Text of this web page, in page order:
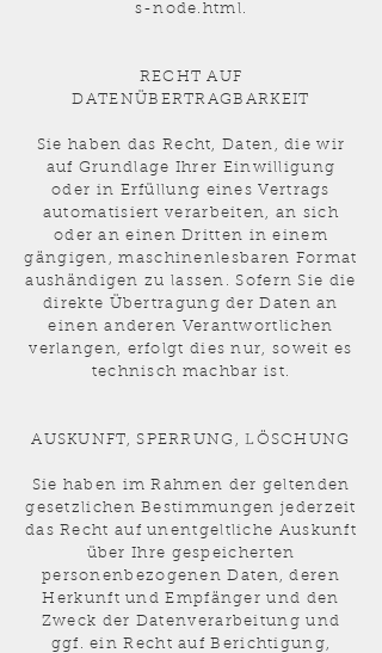
s-node.html.
RECHT AUF
DATENÜBERTRAGBARKEIT
Sie haben das Recht, Daten, die wir
auf Grundlage Ihrer Einwilligung
oder in Erfüllung eines Vertrags
automatisiert verarbeiten, an sich
oder an einen Dritten in einem
gängigen, maschinenlesbaren Format
aushändigen zu lassen. Sofern Sie die
direkte Übertragung der Daten an
einen anderen Verantwortlichen
verlangen, erfolgt dies nur, soweit es
technisch machbar ist.
AUSKUNFT, SPERRUNG, LÖSCHUNG
Sie haben im Rahmen der geltenden
gesetzlichen Bestimmungen jederzeit
das Recht auf unentgeltliche Auskunft
über Ihre gespeicherten
personenbezogenen Daten, deren
Herkunft und Empfänger und den
Zweck der Datenverarbeitung und
ggf. ein Recht auf Berichtigung,